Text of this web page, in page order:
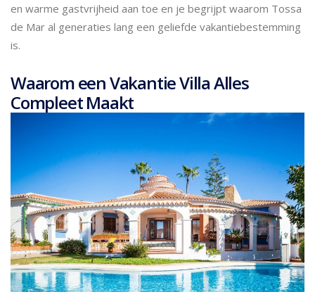
en warme gastvrijheid aan toe en je begrijpt waarom Tossa
de Mar al generaties lang een geliefde vakantiebestemming
is.
Waarom een Vakantie Villa Alles
Compleet Maakt